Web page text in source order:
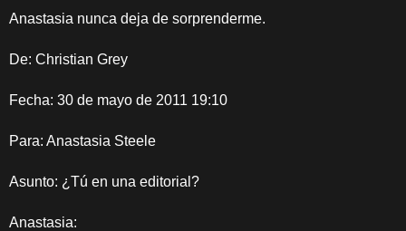
Anastasia nunca deja de sorprenderme.
De: Christian Grey
Fecha: 30 de mayo de 2011 19:10
Para: Anastasia Steele
Asunto: ¿Tú en una editorial?
Anastasia: